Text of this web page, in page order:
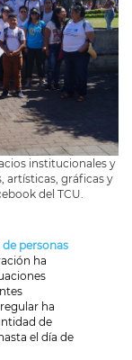
institucionales y
artísticas, gráficas y
del TCU.
personas
ha
ha
de
el día de